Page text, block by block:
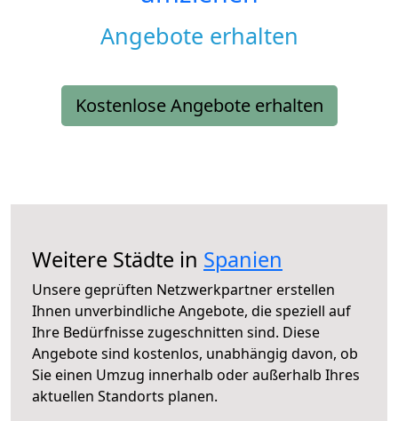
Angebote erhalten
Kostenlose Angebote erhalten
Weitere Städte in Spanien
Unsere geprüften Netzwerkpartner erstellen
Ihnen unverbindliche Angebote, die speziell auf
Ihre Bedürfnisse zugeschnitten sind. Diese
Angebote sind kostenlos, unabhängig davon, ob
Sie einen Umzug innerhalb oder außerhalb Ihres
aktuellen Standorts planen.